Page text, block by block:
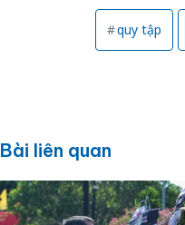
quy tập
Bài liên quan